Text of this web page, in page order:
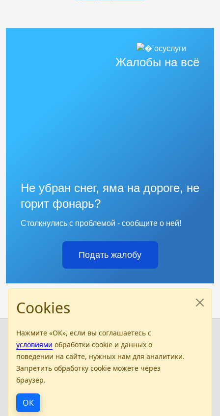
Жалобы на всё
Не убран снег, яма на дороге, не
горит фонарь?
Столкнулись с проблемой - сообщите о ней!
Подать жалобу
Бюджетное профессиональное
образовательное учреждение
РК "Калмыцкий медицинский колледж им. Т.
Хахлыновой"
358000 Республика Калмыкия, г.Элиста, ул. Ленина,
237а, тел: 8(847 22) 3-71-61, e-mail:
kalmmedkoll@rk08.ru
Cookies
Нажмите «ОК», если вы соглашаетесь с
условиями обработки cookie и данных о
поведении на сайте, нужных нам для аналитики.
Запретить обработку cookie можете через
браузер.
ОК